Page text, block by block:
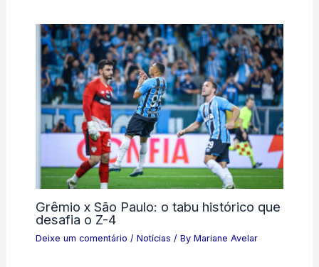
Grêmio x São Paulo: o tabu histórico que
desafia o Z-4
Deixe um comentário / Notícias / By Mariane Avelar